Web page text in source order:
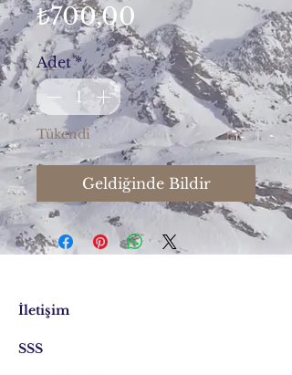
₺700,00 Fiyat
Adet *
Tükendi
Geldiğinde Bildir
İletişim
SSS